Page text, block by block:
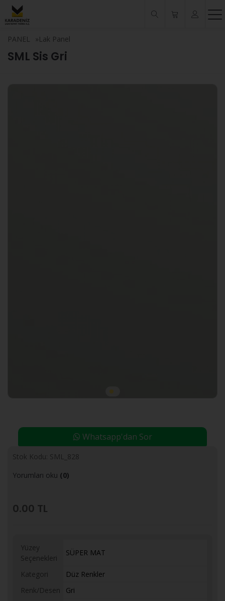
PANEL »Lak Panel
SML Sis Gri
Whatsapp'dan Sor
Stok Kodu: SML_828
Yorumları oku (0)
0.00 TL
Yüzey
Seçenekleri
SÜPER MAT
Kategori
Düz Renkler
Renk/Desen
Gri